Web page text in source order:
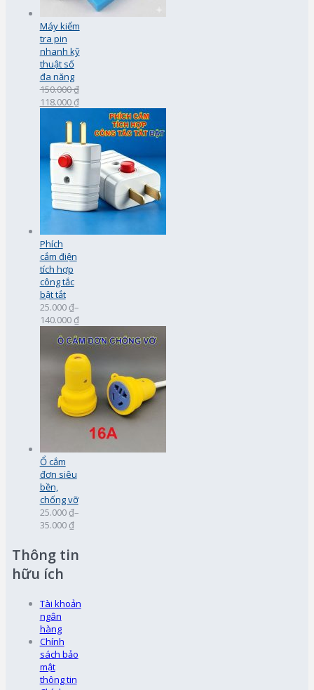
Máy kiểm
tra pin
nhanh kỹ
thuật số
đa năng
150.000 ₫
118.000 ₫
Phích
cắm điện
tích hợp
công tắc
bật tắt
25.000 ₫–
140.000 ₫
Ổ cắm
đơn siêu
bền,
chống vỡ
25.000 ₫–
35.000 ₫
Thông tin
hữu ích
Tài khoản
ngân
hàng
Chính
sách bảo
mật
thông tin